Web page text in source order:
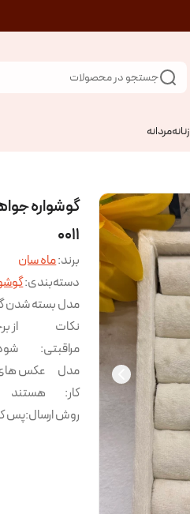
جستجو در محصولات
زنانهمردانه
گوشواره
۰۰۱۱
برند:ماه سان
دسته‌بندی:
مدل بسته شدن
نکات
مراقبتی:
از
مدل
کار:
عکس
هستند
روش ارسال:پس